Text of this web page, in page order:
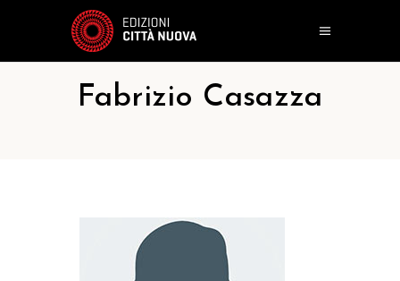
Fabrizio Casazza